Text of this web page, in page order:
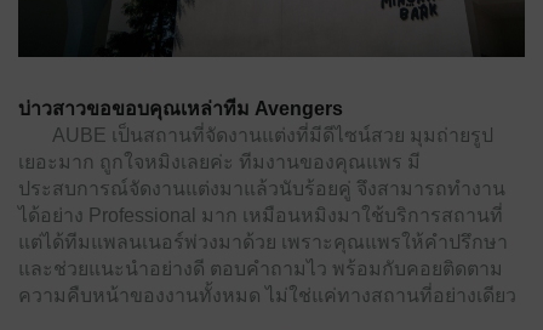
บ่าวสาวขอขอบคุณเหล่าทีม Avengers
AUBE เป็นสถานที่จัดงานแต่งที่มีดีไซน์สวย มุมถ่ายรูป
เยอะมาก ถูกใจหมิงเลยค่ะ ทีมงานของคุณแพร มี
ประสบการณ์จัดงานแต่งมาแล้วนับร้อยคู่ จึงสามารถทำงาน
ได้อย่าง Professional มาก เหมือนหมิงมาใช้บริการสถานที่
แต่ได้ทีมแพลนเนอร์พ่วงมาด้วย เพราะคุณแพรให้คำปรึกษา
และช่วยแนะนำอย่างดี ตอบคำถามไว พร้อมกับคอยติดตาม
ความคืบหน้าของงานทั้งหมด ไม่ใช่แค่ทางสถานที่อย่างเดียว